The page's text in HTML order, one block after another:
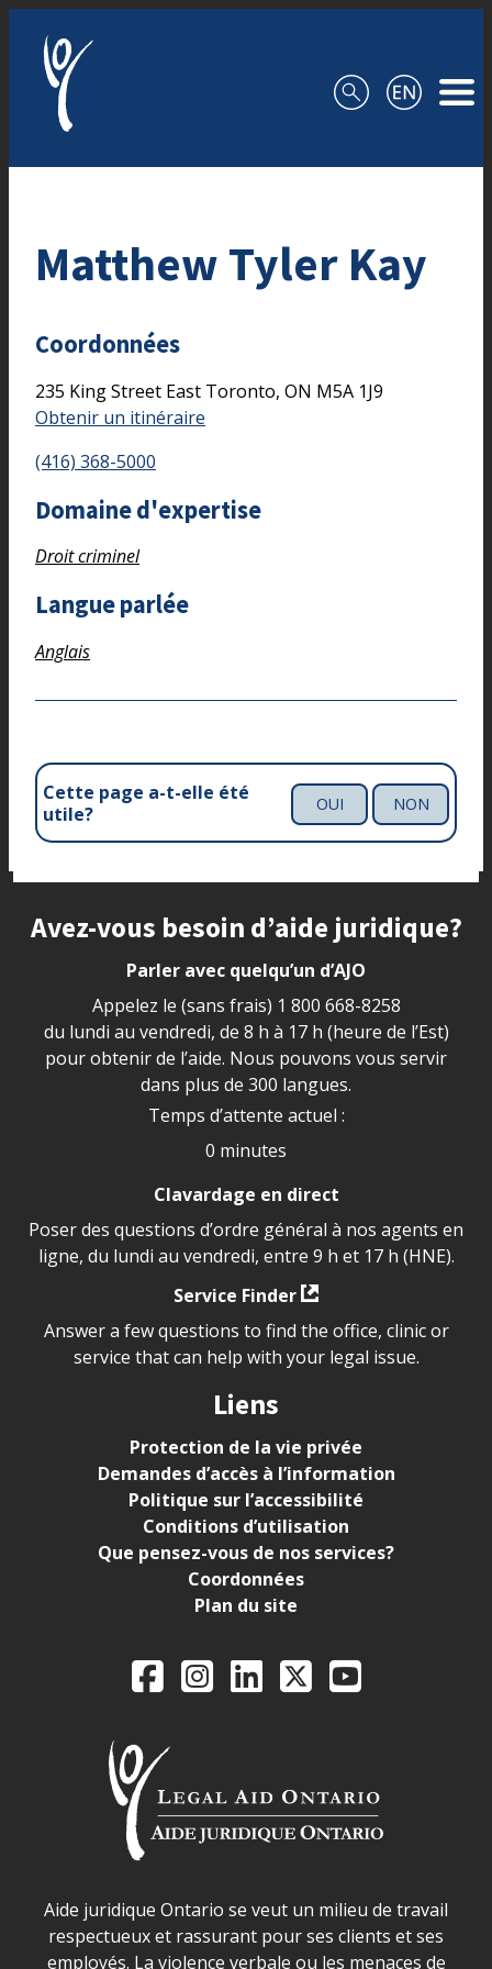
Matthew Tyler Kay
Coordonnées
235 King Street East Toronto, ON M5A 1J9
Obtenir un itinéraire
(416) 368-5000
Domaine d'expertise
Droit criminel
Langue parlée
Anglais
Cette page a-t-elle été
utile?
OUI NON
Site footer
Avez-vous besoin d’aide juridique?
Parler avec quelqu’un d’AJO
Appelez le (sans frais) 1 800 668-8258
du lundi au vendredi, de 8 h à 17 h (heure de l’Est)
pour obtenir de l’aide. Nous pouvons vous servir
dans plus de 300 langues.
Temps d’attente actuel :
0 minutes
Clavardage en direct
Poser des questions d’ordre général à nos agents en
ligne, du lundi au vendredi, entre 9 h et 17 h (HNE).
Service Finder
Answer a few questions to find the office, clinic or
service that can help with your legal issue.
Liens
Protection de la vie privée
Demandes d’accès à l’information
Politique sur l’accessibilité
Conditions d’utilisation
Que pensez-vous de nos services?
Coordonnées
Plan du site
Legal Aid Ontario
FacebookInstagram
LinkedIn
X YouTube
Déclaration sur la sécurité dans les locaux d'AJO.
Aide juridique Ontario se veut un milieu de travail
respectueux et rassurant pour ses clients et ses
employés. La violence verbale ou les menaces de